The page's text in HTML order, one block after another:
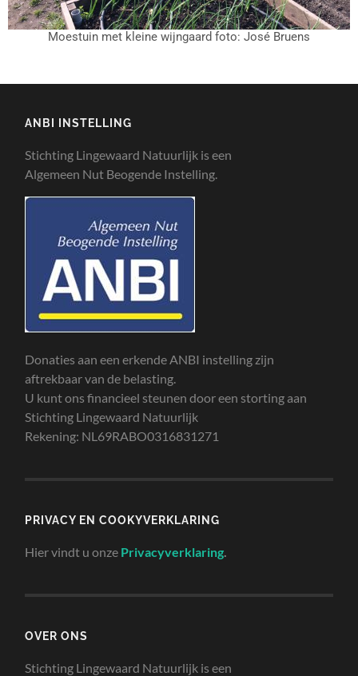
Moestuin met kleine wijngaard foto: José Bruens
ANBI INSTELLING
Stichting Lingewaard Natuurlijk is een
Algemeen Nut Beogende Instelling.
Donaties aan een erkende ANBI instelling zijn
aftrekbaar van de belasting.
U kunt ons financieel steunen door een storting aan
Stichting Lingewaard Natuurlijk
Rekening: NL69RABO0316831271
PRIVACY EN COOKYVERKLARING
Hier vindt u onze Privacyverklaring.
OVER ONS
Stichting Lingewaard Natuurlijk is een